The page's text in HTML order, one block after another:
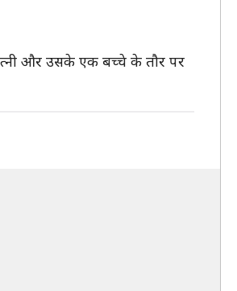
और उसके एक बच्चे के तौर पर